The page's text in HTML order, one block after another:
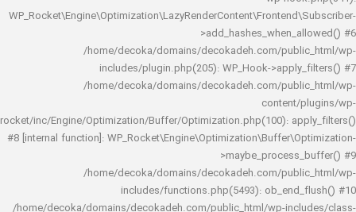
/home/decoka/domains/decokadeh.com/
includes/plugin.php(205): WP_Hook-
/home/decoka/domains/decokadeh.com/
rocket/inc/Engine/Optimization/Buffer/Optimization.php(100):
#8 [internal function]:
/home/decoka/domains/decokadeh.com/
includes/functions.php(5493):
/home/decoka/domains/decokadeh.com/public_html/wp-